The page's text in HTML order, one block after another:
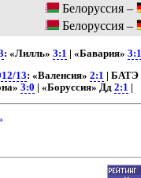
Белоруссия –
Белоруссия –
: «Лилль» 3:1 | «Бавария» 3:1
13: «Валенсия» 2:1 | БАТЭ
3:0 | «Боруссия» Дд 2:1 |